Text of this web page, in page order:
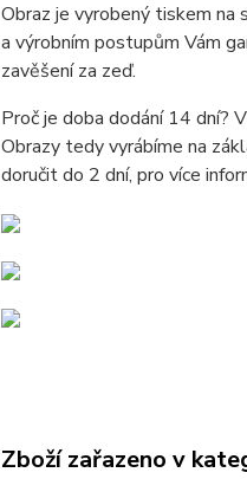
Obraz je vyrobený tiskem na
a výrobním postupům Vám
zavěšení za zeď.
Proč je doba dodání 14 dní?
Obrazy tedy vyrábíme na
doručit do 2 dní, pro více
Zboží zařazeno v